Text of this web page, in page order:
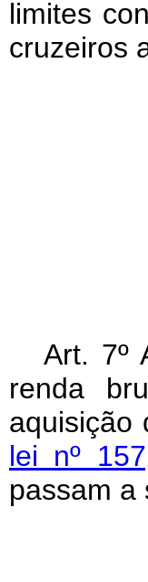
limites
cruzeiros
Art. 7º
renda
aquisição
lei nº
passam a